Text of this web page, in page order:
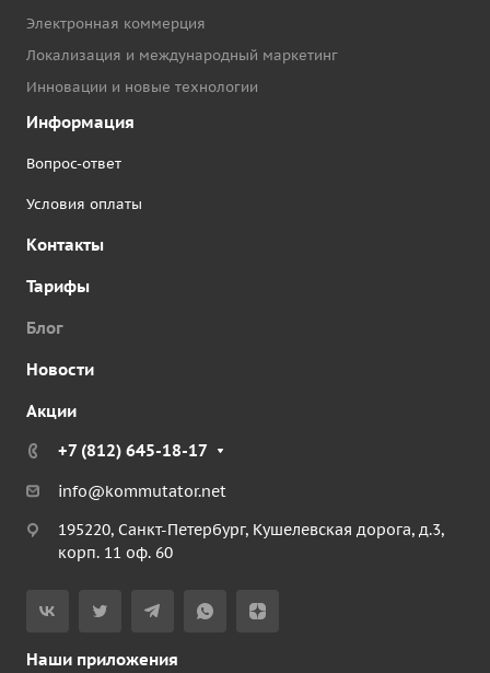
Электронная коммерция
Локализация и международный маркетинг
Инновации и новые технологии
Информация
Вопрос-ответ
Условия оплаты
Контакты
Тарифы
Блог
Новости
Акции
+7 (812) 645-18-17
info@kommutator.net
195220, Санкт-Петербург, Кушелевская дорога, д.3,
корп. 11 оф. 60
Наши приложения